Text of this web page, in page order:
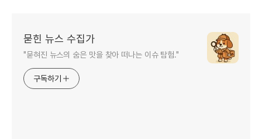
묻힌 뉴스 수집가
"묻혀진 뉴스의 숨은 맛을 찾아 떠나는 이슈 탐험."
구독하기